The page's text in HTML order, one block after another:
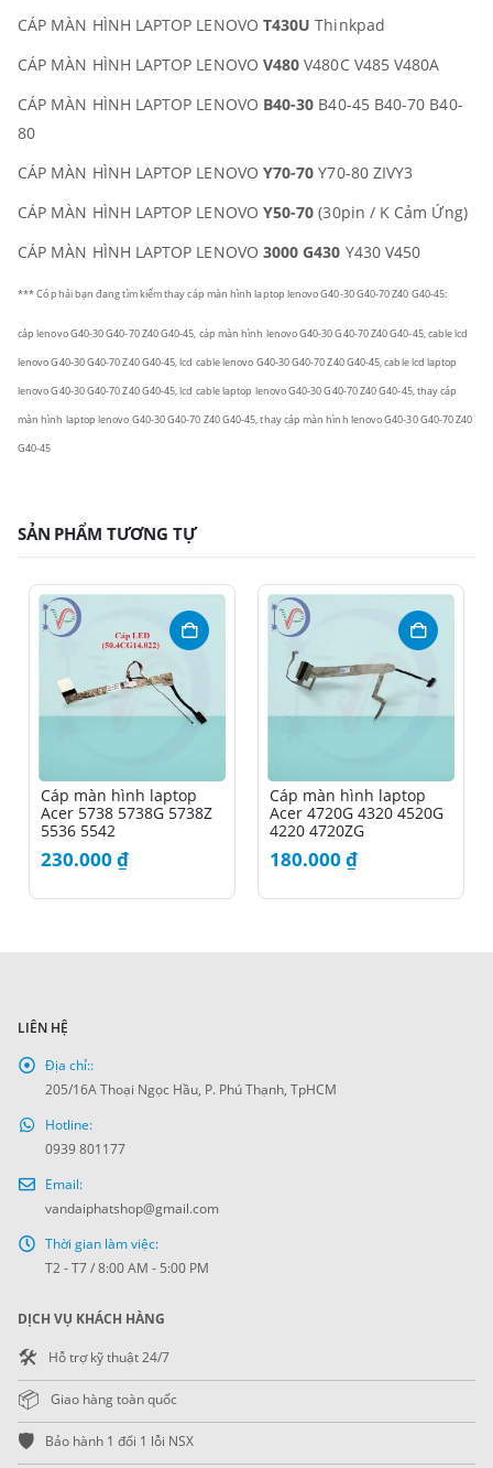
CÁP MÀN HÌNH LAPTOP LENOVO T430U Thinkpad
CÁP MÀN HÌNH LAPTOP LENOVO V480 V480C V485 V480A
CÁP MÀN HÌNH LAPTOP LENOVO B40-30 B40-45 B40-70 B40-
80
CÁP MÀN HÌNH LAPTOP LENOVO Y70-70 Y70-80 ZIVY3
CÁP MÀN HÌNH LAPTOP LENOVO Y50-70 (30pin / K Cảm Ứng)
CÁP MÀN HÌNH LAPTOP LENOVO 3000 G430 Y430 V450
*** Có phải bạn đang tìm kiếm thay cáp màn hình laptop lenovo G40-30 G40-70 Z40 G40-45:
cáplenovo G40-30 G40-70 Z40 G40-45, cáp màn hình lenovo G40-30 G40-70 Z40 G40-45, cable lcd
lenovo G40-30 G40-70 Z40 G40-45, lcd cablelenovo G40-30 G40-70 Z40 G40-45, cable lcd laptop
lenovo G40-30 G40-70 Z40 G40-45, lcd cable laptop lenovo G40-30 G40-70 Z40 G40-45, thay cáp
màn hình laptoplenovo G40-30 G40-70 Z40 G40-45,thay cáp màn hình lenovo G40-30 G40-70 Z40
G40-45
SẢN PHẨM TƯƠNG TỰ
Cáp màn hình laptop
Acer 5738 5738G 5738Z
5536 5542
230.000 ₫
Cáp màn hình laptop
Acer 4720G 4320 4520G
4220 4720ZG
180.000 ₫
LIÊN HỆ
Địa chỉ::
205/16A Thoại Ngọc Hầu, P. Phú Thạnh, TpHCM
Hotline:
0939 801177
Email:
vandaiphatshop@gmail.com
Thời gian làm việc:
T2 - T7 / 8:00 AM - 5:00 PM
DỊCH VỤ KHÁCH HÀNG
🛠️ Hỗ trợ kỹ thuật 24/7
📦 Giao hàng toàn quốc
🛡️ Bảo hành 1 đổi 1 lỗi NSX